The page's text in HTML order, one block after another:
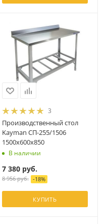
3
Производственный стол
Kayman СП-255/1506
1500х600х850
В наличии
7 380 руб.
8 956руб. -18%
КУПИТЬ